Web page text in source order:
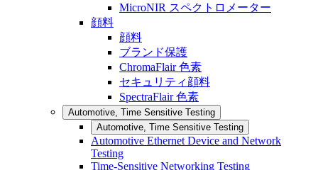
MicroNIR スペクトロメーター
顔料
顔料
ブランド保護
ChromaFlair 色素
セキュリティ顔料
SpectraFlair 色素
Automotive, Time Sensitive Testing
Automotive, Time Sensitive Testing
Automotive Ethernet Device and Network
Testing
Time-Sensitive Networking Testing